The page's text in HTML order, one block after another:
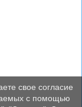
свое согласие
с помощью